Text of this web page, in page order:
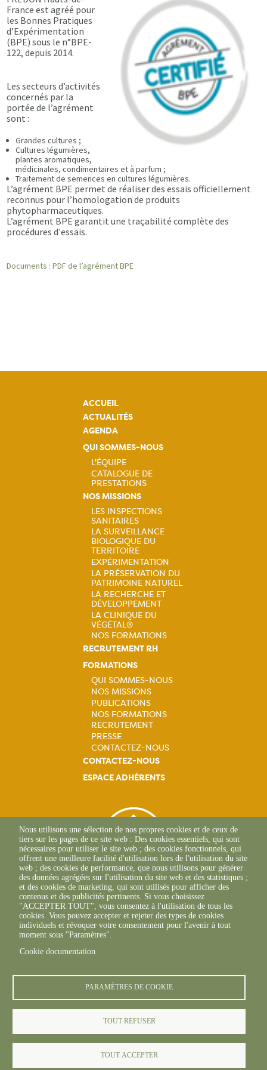
France est agréé pour
les Bonnes Pratiques
d’Expérimentation
(BPE) sous le n°BPE-
122, depuis 2014.
Les secteurs d’activités
concernés par la
portée de l’agrément
sont :
Grandes cultures ;
Cultures légumières,
plantes aromatiques,
médicinales, condimentaires et à parfum ;
Traitement de semences en cultures légumières.
L’agrément BPE permet de réaliser des essais officiellement
reconnus pour l’homologation de produits
phytopharmaceutiques.
L’agrément BPE garantit une traçabilité complète des
procédures d'essais.
Documents : PDF de l’agrément BPE
ACCUEIL
ACTUALITÉS
AGENDA
QUI SOMMES-NOUS
Navigation
principale
L'ÉQUIPE
CATALOGUE DE
PRESTATIONS
NOS MISSIONS
Navigation
principale
LES INSPECTIONS
SANITAIRES
LA SURVEILLANCE
BIOLOGIQUE DU
TERRITOIRE
EXPÉRIMENTATION
LA PRÉSERVATION DU
PATRIMOINE NATUREL
LA RECHERCHE ET
DÉVELOPPEMENT
LA CLINIQUE DU
VÉGÉTAL®
NOS FORMATIONS
RECRUTEMENT RH
FORMATIONS
Navigation
principale
QUI SOMMES-NOUS
NOS MISSIONS
PUBLICATIONS
NOS FORMATIONS
RECRUTEMENT
PRESSE
CONTACTEZ-NOUS
CONTACTEZ-NOUS
ESPACE ADHÉRENTS
265 Rue Becquerel
62750 Loos-En-Gohelle
+33(0)3 21 08 62 90
Nous utilisons une sélection de nos propres cookies et de ceux de
tiers sur les pages de ce site web : Des cookies essentiels, qui sont
nécessaires pour utiliser le site web ; des cookies fonctionnels, qui
offrent une meilleure facilité d'utilisation lors de l'utilisation du site
web ; des cookies de performance, que nous utilisons pour générer
des données agrégées sur l'utilisation du site web et des statistiques ;
et des cookies de marketing, qui sont utilisés pour afficher des
contenus et des publicités pertinents. Si vous choisissez
"ACCEPTER TOUT", vous consentez à l'utilisation de tous les
cookies. Vous pouvez accepter et rejeter des types de cookies
individuels et révoquer votre consentement pour l'avenir à tout
moment sous "Paramètres".
Cookie documentation
PARAMÈTRES DE COOKIE
TOUT REFUSER
TOUT ACCEPTER